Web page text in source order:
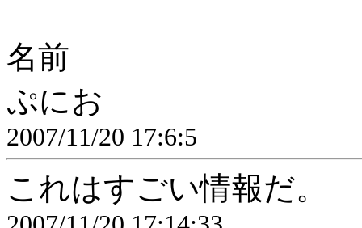
名前
ぷにお
2007/11/20 17:6:5
これはすごい情報だ。